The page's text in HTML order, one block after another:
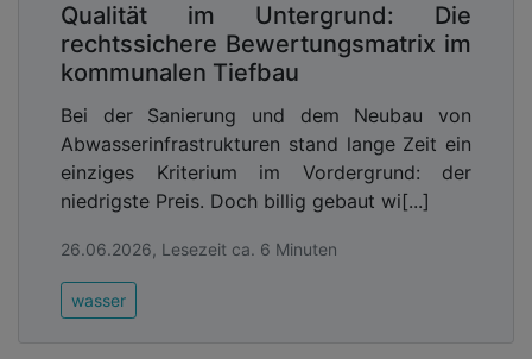
Qualität im Untergrund: Die
rechtssichere Bewertungsmatrix im
kommunalen Tiefbau
Bei der Sanierung und dem Neubau von
Abwasserinfrastrukturen stand lange Zeit ein
einziges Kriterium im Vordergrund: der
niedrigste Preis. Doch billig gebaut wi[...]
26.06.2026, Lesezeit ca. 6 Minuten
wasser